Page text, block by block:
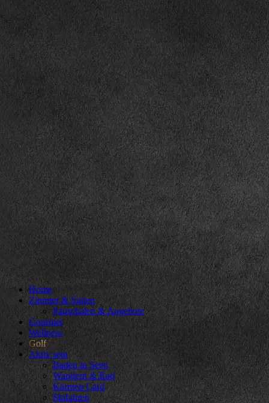
Home
Zimmer & Suiten
Pauschalen & Angebote
Gourmet
Wellness
Golf
Aktiv sein
Baden in Seen
Wandern & Rad
Kärnten Card
Skifahren